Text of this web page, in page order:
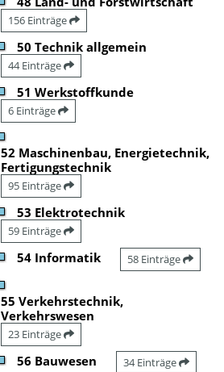
156 Einträge
50 Technik allgemein
44 Einträge
51 Werkstoffkunde
6 Einträge
52 Maschinenbau, Energietechnik,
Fertigungstechnik
95 Einträge
53 Elektrotechnik
59 Einträge
54 Informatik 58 Einträge
55 Verkehrstechnik,
Verkehrswesen
23 Einträge
56 Bauwesen 34 Einträge